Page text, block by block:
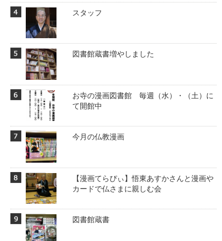
スタッフ
図書館蔵書増やしました
お寺の漫画図書館 毎週（水）・（土）に
て開館中
今月の仏教漫画
【漫画てらぴぃ】悟東あすかさんと漫画や
カードで仏さまに親しむ会
図書館蔵書